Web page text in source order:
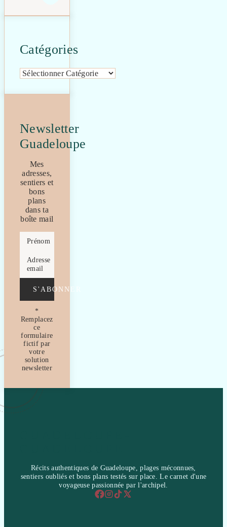
Catégories
Catégories
Newsletter
Guadeloupe
Mes
adresses,
sentiers et
bons
plans
dans ta
boîte mail
Prénom
Adresse
email
S'ABONNER
*
Remplacez
ce
formulaire
fictif par
votre
solution
newsletter
Récits authentiques de Guadeloupe, plages méconnues,
sentiers oubliés et bons plans testés sur place. Le carnet d'une
voyageuse passionnée par l'archipel.